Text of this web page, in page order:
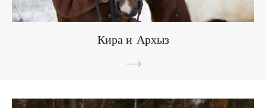
Кира и Архыз